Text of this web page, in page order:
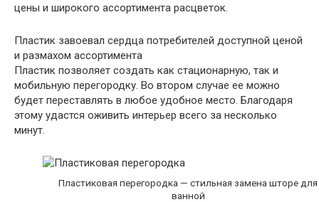
цены и широкого ассортимента расцветок.
Пластик завоевал сердца потребителей доступной ценой
и размахом ассортимента
Пластик позволяет создать как стационарную, так и
мобильную перегородку. Во втором случае ее можно
будет переставлять в любое удобное место. Благодаря
этому удастся оживить интерьер всего за несколько
минут.
Пластиковая перегородка — стильная замена шторе для
ванной